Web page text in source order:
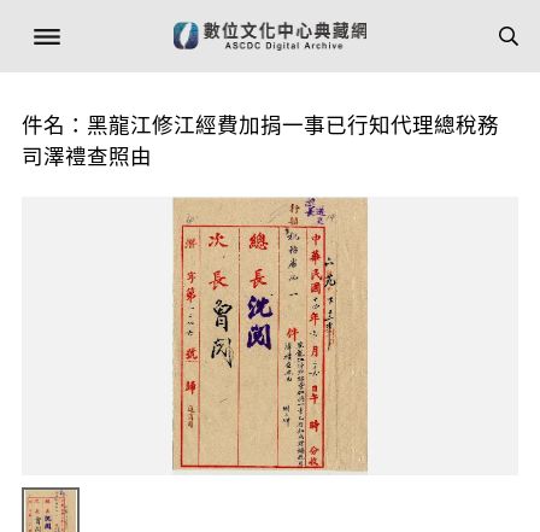
件名：黑龍江修江經費加捐一事已行知代理總稅務
司澤禮查照由